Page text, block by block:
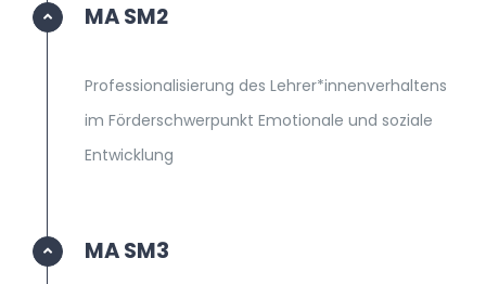
MA SM2
Professionalisierung des Lehrer*innenverhaltens
im Förderschwerpunkt Emotionale und soziale
Entwicklung
MA SM3